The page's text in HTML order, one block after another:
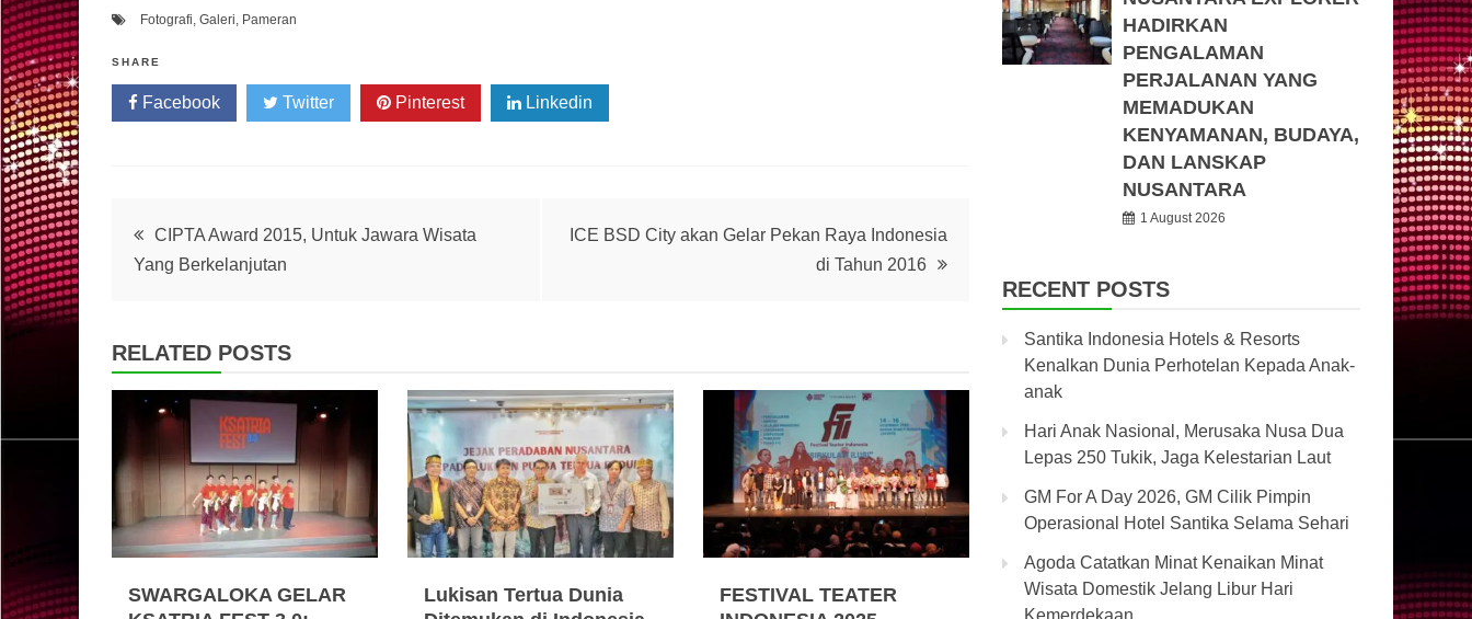
Fotografi, Galeri, Pameran
SHARE
Facebook Twitter Pinterest Linkedin
Post
navigation
CIPTA Award 2015, Untuk Jawara Wisata
Yang Berkelanjutan
ICE BSD City akan Gelar Pekan Raya Indonesia
di Tahun 2016
RELATED POSTS
SWARGALOKA GELAR
Lukisan Tertua Dunia
FESTIVAL TEATER
HADIRKAN
PENGALAMAN
PERJALANAN YANG
MEMADUKAN
KENYAMANAN, BUDAYA,
DAN LANSKAP
NUSANTARA
1 August 2026
RECENT POSTS
Santika Indonesia Hotels & Resorts
Kenalkan Dunia Perhotelan Kepada Anak-
anak
Hari Anak Nasional, Merusaka Nusa Dua
Lepas 250 Tukik, Jaga Kelestarian Laut
GM For A Day 2026, GM Cilik Pimpin
Operasional Hotel Santika Selama Sehari
Agoda Catatkan Minat Kenaikan Minat
Wisata Domestik Jelang Libur Hari